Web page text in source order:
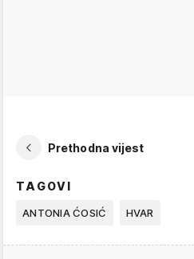
Prethodna vijest
TAGOVI
ANTONIA ĆOSIĆ HVAR